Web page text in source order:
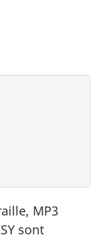
MP3
sont